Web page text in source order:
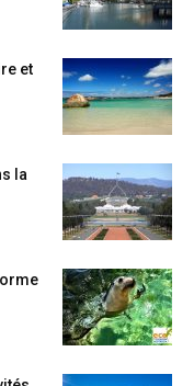
et
la